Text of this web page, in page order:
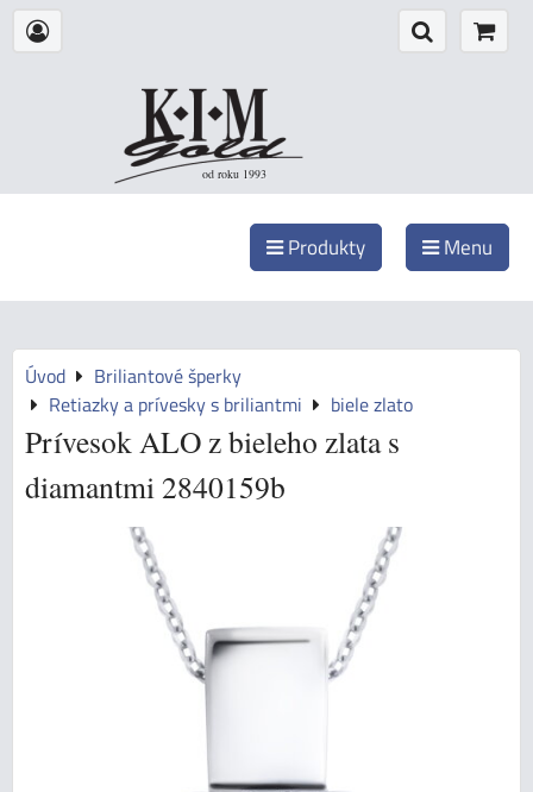
od roku 1993
Produkty Menu
Úvod
Briliantové šperky
Retiazky a prívesky s briliantmi
biele zlato
Prívesok ALO z bieleho zlata s
diamantmi 2840159b